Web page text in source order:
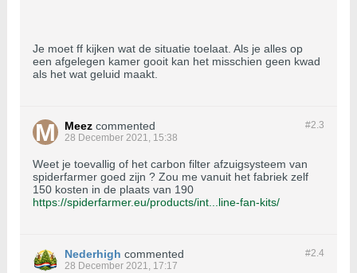
Je moet ff kijken wat de situatie toelaat. Als je alles op
een afgelegen kamer gooit kan het misschien geen kwad
als het wat geluid maakt.
#2.3
Meez commented
28 December 2021, 15:38
Weet je toevallig of het carbon filter afzuigsysteem van
spiderfarmer goed zijn ? Zou me vanuit het fabriek zelf
150 kosten in de plaats van 190
https://spiderfarmer.eu/products/int...line-fan-kits/
#2.4
Nederhigh commented
28 December 2021, 17:17